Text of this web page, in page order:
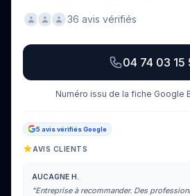
36 avis vérifiés
04 74 03 15
Numéro issu de la fiche Google
5 avis vérifiés Google
AVIS CLIENTS
AUCAGNE H.
"Entreprise à recommander. Des